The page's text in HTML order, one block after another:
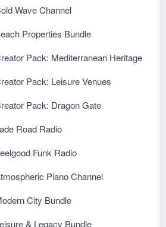
Wave Channel
Properties Bundle
Pack: Mediterranean Heritage
Pack: Leisure Venues
Pack: Dragon Gate
Road Radio
Funk Radio
Piano Channel
City Bundle
& Legacy Bundle